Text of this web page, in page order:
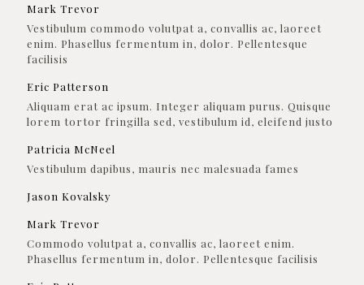
Mark Trevor
Vestibulum commodo volutpat a, convallis ac, laoreet
enim. Phasellus fermentum in, dolor. Pellentesque
facilisis
Eric Patterson
Aliquam erat ac ipsum. Integer aliquam purus. Quisque
lorem tortor fringilla sed, vestibulum id, eleifend justo
Patricia McNeel
Vestibulum dapibus, mauris nec malesuada fames
Jason Kovalsky
Mark Trevor
Commodo volutpat a, convallis ac, laoreet enim.
Phasellus fermentum in, dolor. Pellentesque facilisis